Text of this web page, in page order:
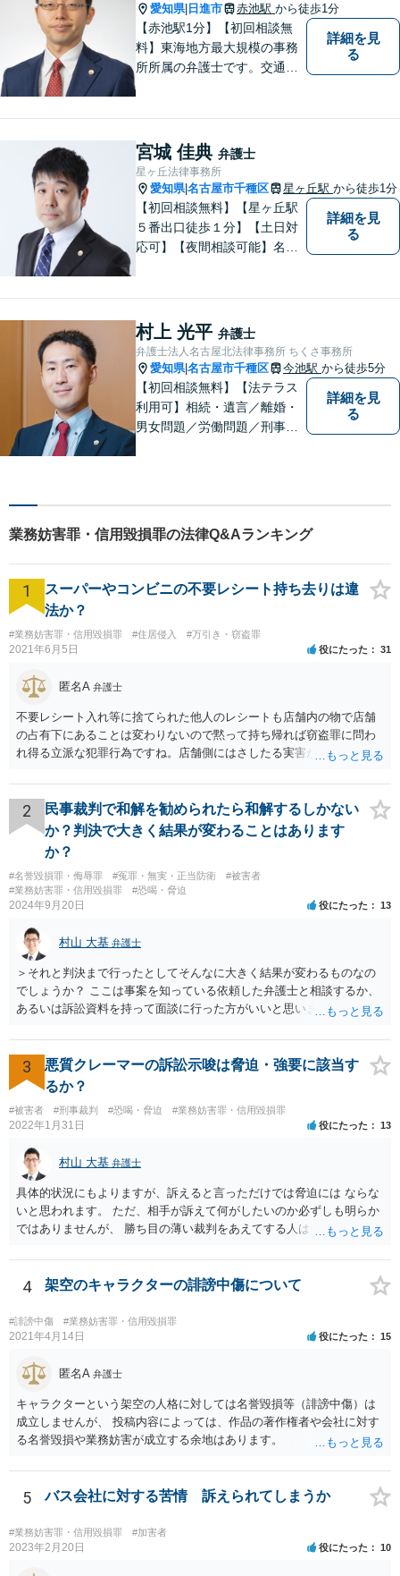
納得感を重視します。
愛知県| 日進市 赤池駅 から徒歩1分
【赤池駅1分】【初回相談無
料】東海地方最大規模の事務
所所属の弁護士です。交通事
談対応も行っております。ま
ずは、お気軽にお電話くださ
い。
詳細を見
る
宮城 佳典 弁護士
星ヶ丘法律事務所
愛知県|名古屋市千種区 星ヶ丘駅 から徒歩1分
【初回相談無料】【星ヶ丘駅
５番出口徒歩１分】【土日対
応可】【夜間相談可能】名古
詳細を見
る
村上 光平 弁護士
弁護士法人名古屋北法律事務所 ちくさ事務所
愛知県|名古屋市千種区 今池駅 から徒歩5分
【初回相談無料】【法テラス
利用可】相続・遺言／離婚・
男女問題／労働問題／刑事事
ご提供。小さなお困り事でも
構いません【夜間・休日面
談】【完全個室】【今池駅3
分】
詳細を見
る
業務妨害罪・信用毀損罪の法律Q&Aランキング
1
スーパーやコンビニの不要レシート持ち去りは違
法か？
#業務妨害罪・信用毀損罪 #住居侵入 #万引き・窃盗罪
2021年6月5日 役にたった 31
匿名A 弁護士
不要レシート入れ等に捨てられた他人のレシートも店舗内の物で店舗
の占有下にあることは変わりないので黙って持ち帰れば窃盗罪に問わ
れ得る立派な犯罪行為ですね。店舗側にはさしたる実害がない以上、
るリスクは低いと思いますが、万が一検挙された場合のこと等を考え
て自重すべきです。 なお、他人のレシートを使ってキャンペーンに応
募してポイント等を詐取する行為については度を越せば電子計算機使
用詐欺等で検挙されるリスクがそれなりにあるかと存じます。キャン
ペーンの主催者に対しては実害を与えているわけですので、主催者か
ら被害申告等される可能性は十分あるかと存じます。
2
民事裁判で和解を勧められたら和解するしかない
か？判決で大きく結果が変わることはあります
か？
#名誉毀損罪・侮辱罪 #冤罪・無実・正当防衛
#被害者
#業務妨害罪・信用毀損罪
#恐喝・脅迫
2024年9月20日 役にたった 13
村山 大基 弁護士
＞それと判決まで行ったとしてそんなに大きく結果が変わるものなの
でしょうか？ ここは事案を知っている依頼した弁護士と相談するか、
あるいは訴訟資料を持って面談に行った方がいいと思います。 和解
す）に基づいて 提案されるもので、応じない場合提示案より上がった
り下がったりはありえます。 例えば、原告としては判決だともっと下
がるかもしれないから応じておくか、とか 被告としては判決でもっと
払うことになるリスクを考えたら和解に応じるか、とか考えさせるよ
うな案が出てきます。
3
悪質クレーマーの訴訟示唆は脅迫・強要に該当す
るか？
#被害者 #刑事裁判 #恐喝・脅迫 #業務妨害罪・信用毀損罪
2022年1月31日 役にたった 13
村山 大基 弁護士
具体的状況にもよりますが、訴えると言っただけでは脅迫には ならな
いと思われます。 ただ、相手が訴えて何がしたいのか必ずしも明らか
ではありませんが、 勝ち目の薄い裁判をあえてする人は多くありませ
ると時間や労力、弁護士に依頼するならその費用もかかるからです。
依頼まではしなくとも、詳しく状況を伝え、仮に裁判になったら勝て
そうかなど 含めて弁護士に相談に行ってみると、不安も軽減されるか
もしれません。
4 架空のキャラクターの誹謗中傷について
#誹謗中傷 #業務妨害罪・信用毀損罪
2021年4月14日 役にたった 15
匿名A 弁護士
キャラクターという架空の人格に対しては名誉毀損等（誹謗中傷）は
成立しませんが、 投稿内容によっては、作品の著作権者や会社に対す
る名誉毀損や業務妨害が成立する余地はあります。
5 バス会社に対する苦情 訴えられてしまうか
#業務妨害罪・信用毀損罪 #加害者
2023年2月20日 役にたった 10